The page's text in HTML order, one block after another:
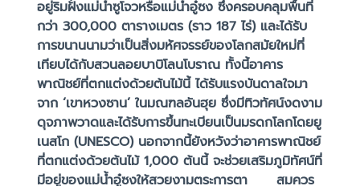
อยู่ริมฝั่งแม่น้ำซูโจวหรือแม่น้ำอู๋ซง ซึ่งครอบคลุมพื้นที่
กว่า 300,000 ตารางเมตร (ราว 187 ไร่) และได้รับ
การขนานนามว่าเป็นสิ่งมหัศจรรย์ของโลกสมัยใหม่ที่
เทียบได้กับสวนลอยบาบิโลนโบราณ ทั้งนี้อาคาร
พาณิชย์ที่ตกแต่งด้วยต้นไม้นี้ ได้รับแรงบันดาลใจมา
จาก ‘เขาหวงซาน’ ในมณฑลอันฮุย ซึ่งมีทิวทัศน์งดงาม
ดุจภาพวาดและได้รับการขึ้นทะเบียนเป็นมรดกโลกโดยยู
เนสโก (UNESCO) นอกจากนี้ยังหวังว่าอาคารพาณิชย์
ที่ตกแต่งด้วยต้นไม้ 1,000 ต้นนี้ จะช่วยเสริมภูมิทัศน์ที่
มีอยู่ของแม่น้ำอู๋ซงให้สวยงามตระการตา สมควร